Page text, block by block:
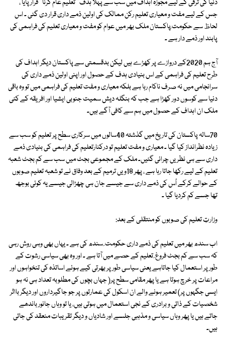
دنیا کی ترقی کے لیے مجوزہ اہداف میں سب سے پہلا ہدف'' تعلیم عام کرنا'' قرار پایا ،
جس کے لیے مفت و معیاری تعلیم رکن ممالک کی اولین ذمے داری قرار دی گئی ۔ اس
لحاظ سے حکومت ِپاکستان ملک بھر میں عوام کو مفت و معیاری تعلیم کی فراہمی کی
پابند اور ذمے دار ہے ۔
آج ہم 2020کے دروازے پر کھڑے ہیں لیکن بدقسمتی سے پاکستان دیگر اہداف کی
طرح تعلیم کی فراہمی کے اس بنیادی ہدف کے حصول اور اپنی اولین ذمے داری کی
سرانجامی میں نہ صرف ناکام رہا ہے بلکہ معیاری و مفت تعلیم کی فراہمی میں تو وہ باقی
دنیا سے کوسوں دور کھڑا ہے جب کہ بنگلہ دیش سمیت جنوبی ایشیا اور افریقہ کے کئی
ملک ان اہداف کے حصول میں ہم سے کافی آگے ہیں۔
70سالہ پاکستان کی تاریخ میں گذشتہ 40سالوں میں سرکاری سطح پر تعلیم کو سب سے
زیادہ نظرانداز کیا گیا ۔ معیاری و مفت تعلیم تو درکنارتعلیم کی فراہمی کی بنیادی ذمے
داری سے ہی نظریں چرائی گئیں۔ ملک کے مجموعی بجٹ میں سب سے کم بجٹ شعبہ
تعلیم کے لیے رکھا جاتا رہا ہے ، پھر 18ویں ترمیم کے بعد وفاق نے تو شعبہ تعلیم صوبوں
کے حوالے کرکے اُس کی ذمے داری سے جیسے جان ہی چھڑالی جیسے یہ کوئی بوجھ
تھا جسے کم کردیا گیا ۔
وزارتِ تعلیم کی صوبوں کو منتقلی کے بعد:
اب سندھ بھر میں تعلیم کی ذمے داری حکومت ِ سندھ کی ہے ۔ یہاں بھی وہی روش رہی
کہ سب سے کم بجٹ فروغ ِ تعلیم کے حصے میں آتا ہے ۔ اور وہ بھی سیاسی رشوت کے
طور پر استعمال کیا جاتاہے یعنی سیاسی طور پر بھرتی کیے ہوئے اساتذہ کی تنخواہوں اور
مراعات پر خرچ ہوتا ہے یا پھر مقامی سطح پر( جہاں بچوں کی مطلوبہ تعداد ہی نہ ہو
ایسی جگہوں پر) تعمیر ہونے والے ان اسکول کی عمارتوں پر جو جاگیرداروں اور دیگر بااثر
شخصیات کے ذاتی و برادری کے نجی استعمال میں ہوتی ہیں، یا تو وہاں جانور باندھے
جاتے ہیں یا پھر وہاں سیاسی و مذہبی جلسے اور شادیاں و دیگر تقریبات منعقد کی جاتی
ہیں۔